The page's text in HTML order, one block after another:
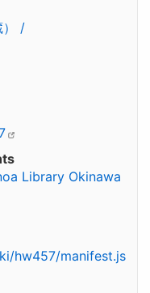
） /
Library Okinawa
hw457/manifest.js